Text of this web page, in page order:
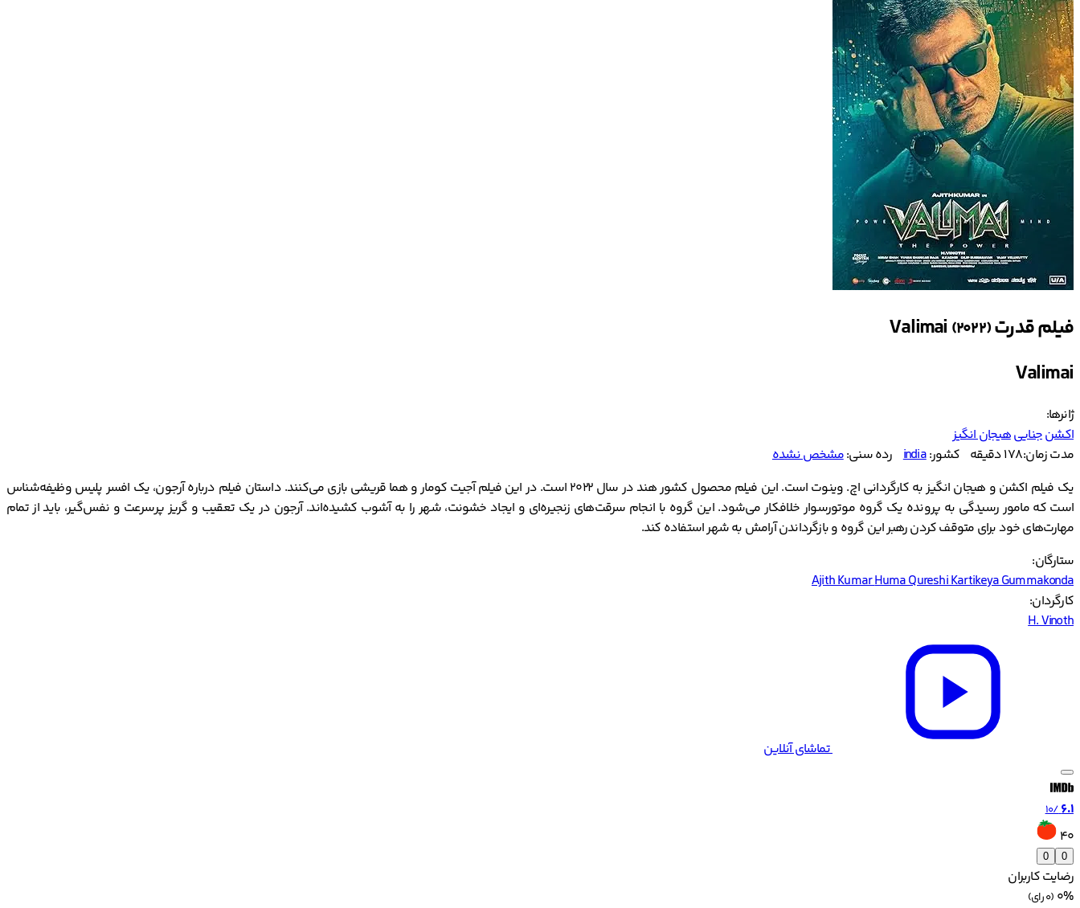
فیلم قدرت Valimai(2022)
Valimai
ژانرها:
اکشنجناییهیجان انگیز
مدت زمان: 178 دقیقه
کشور:india رده سنی:مشخص نشده
یک فیلم اکشن و هیجان انگیز به کارگردانی اچ. وینوت است. این فیلم محصول کشور هند در سال 2022 است. در این فیلم آجیت کومار و هما قریشی بازی می‌کنند. داستان فیلم درباره آرجون، یک افسر پلیس وظیفه‌شناس
است که مامور رسیدگی به پرونده یک گروه موتورسوار خلافکار می‌شود. این گروه با انجام سرقت‌های زنجیره‌ای و ایجاد خشونت، شهر را به آشوب کشیده‌اند. آرجون در یک تعقیب و گریز پرسرعت و نفس‌گیر، باید از تمام
مهارت‌های خود برای متوقف کردن رهبر این گروه و بازگرداندن آرامش به شهر استفاده کند.
ستارگان:
Ajith KumarHuma QureshiKartikeya Gummakonda
کارگردان:
H. Vinoth
تماشای آنلاین
6.1
/10
40
0
0
رضایت کاربران
0% (0 رای)